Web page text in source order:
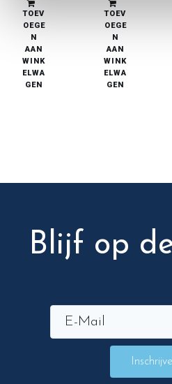
TOEV
OEGE
N
AAN
WINK
ELWA
GEN
TOEV
OEGE
N
AAN
WINK
ELWA
GEN
Blijf op